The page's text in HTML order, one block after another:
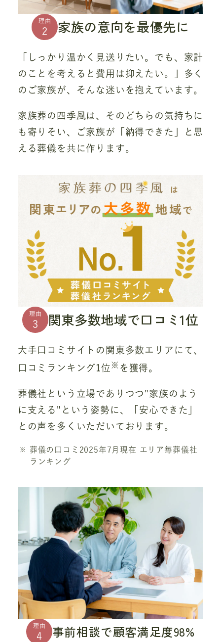
理由
2 家族の意向を最優先に
「しっかり温かく見送りたい。でも、家計
のことを考えると費用は抑えたい。」多く
のご家族が、そんな迷いを抱えています。
家族葬の四季風は、そのどちらの気持ちに
も寄りそい、ご家族が「納得できた」と思
える葬儀を共に作ります。
理由
3 関東多数地域で口コミ1位
大手口コミサイトの関東多数エリアにて、
口コミランキング1位 ※ を獲得。
葬儀社という立場でありつつ"家族のよう
に支える"という姿勢に、「安心できた」
との声を多くいただいております。
葬儀の口コミ2025年7月現在 エリア毎葬儀社
ランキング
理由
4 事前相談で顧客満足度98%